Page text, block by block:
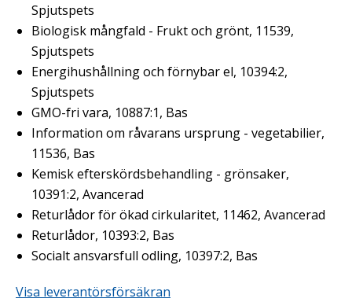
Spjutspets
Biologisk mångfald - Frukt och grönt, 11539,
Spjutspets
Energihushållning och förnybar el, 10394:2,
Spjutspets
GMO-fri vara, 10887:1, Bas
Information om råvarans ursprung - vegetabilier,
11536, Bas
Kemisk efterskördsbehandling - grönsaker,
10391:2, Avancerad
Returlådor för ökad cirkularitet, 11462, Avancerad
Returlådor, 10393:2, Bas
Socialt ansvarsfull odling, 10397:2, Bas
Visa leverantörsförsäkran